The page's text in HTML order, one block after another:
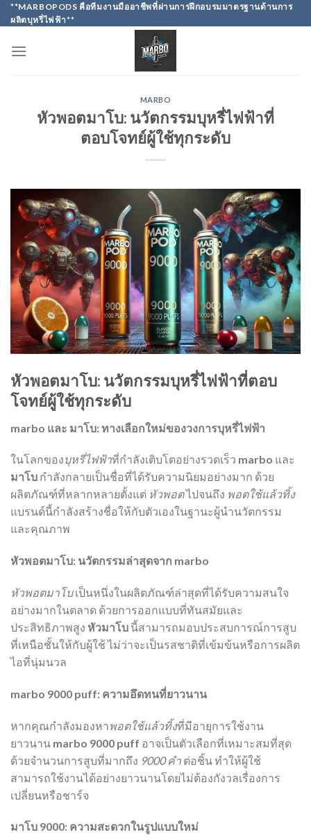
Skip
to
**MARBOPODS คือทีมงานมืออาชีพที่ผ่านการฝึกอบรมมาตรฐานด้านการ
ผลิตบุหรี่ไฟฟ้า**
MARBO
หัวพอตมาโบ: นวัตกรรมบุหรี่ไฟฟ้าที่
ตอบโจทย์ผู้ใช้ทุกระดับ
หัวพอตมาโบ: นวัตกรรมบุหรี่ไฟฟ้าที่ตอบ
โจทย์ผู้ใช้ทุกระดับ
marbo และ มาโบ: ทางเลือกใหม่ของวงการบุหรี่ไฟฟ้า
ในโลกของบุหรี่ไฟฟ้าที่กำลังเติบโตอย่างรวดเร็ว marbo และ
มาโบ กำลังกลายเป็นชื่อที่ได้รับความนิยมอย่างมาก ด้วย
ผลิตภัณฑ์ที่หลากหลายตั้งแต่ หัวพอตไปจนถึง พอตใช้แล้วทิ้ง
แบรนด์นี้กำลังสร้างชื่อให้กับตัวเองในฐานะผู้นำนวัตกรรม
และคุณภาพ
หัวพอตมาโบ: นวัตกรรมล่าสุดจาก marbo
หัวพอตมาโบเป็นหนึ่งในผลิตภัณฑ์ล่าสุดที่ได้รับความสนใจ
อย่างมากในตลาด ด้วยการออกแบบที่ทันสมัยและ
ประสิทธิภาพสูง หัวมาโบ นี้สามารถมอบประสบการณ์การสูบ
ที่เหนือชั้นให้กับผู้ใช้ ไม่ว่าจะเป็นรสชาติที่เข้มข้นหรือการผลิต
ไอที่นุ่มนวล
marbo 9000 puff: ความอึดทนที่ยาวนาน
หากคุณกำลังมองหาพอตใช้แล้วทิ้งที่มีอายุการใช้งาน
ยาวนาน marbo 9000 puff อาจเป็นตัวเลือกที่เหมาะสมที่สุด
ด้วยจำนวนการสูบที่มากถึง 9000 คํา ต่อชิ้น ทำให้ผู้ใช้
สามารถใช้งานได้อย่างยาวนานโดยไม่ต้องกังวลเรื่องการ
เปลี่ยนหรือชาร์จ
มาโบ 9000: ความสะดวกในรูปแบบใหม่